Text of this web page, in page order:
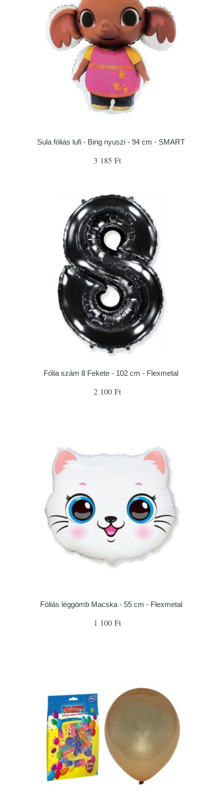
Sula fóliás lufi - Bing nyuszi - 94 cm - SMART
3 185 Ft
Fólia szám 8 Fekete - 102 cm - Flexmetal
2 100 Ft
Fóliás léggömb Macska - 55 cm - Flexmetal
1 100 Ft